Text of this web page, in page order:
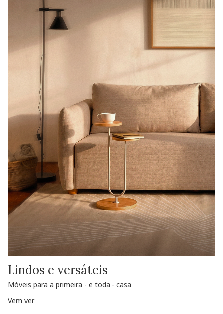
Lindos e versáteis
Móveis para a primeira - e toda - casa
Vem ver